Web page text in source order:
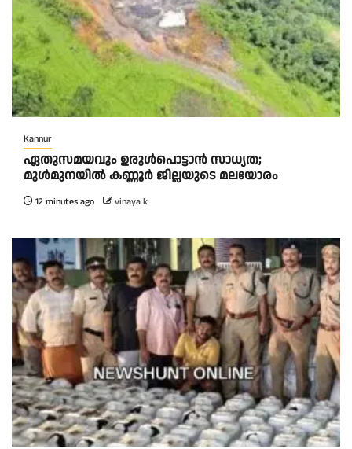
Kannur
ഏതുസമയവും ഉരുൾപൊട്ടാൻ സാധ്യത;
മുൾമുനയിൽ കണ്ണൂർ ജില്ലയുടെ മലയോരം
12 minutes ago vinaya k